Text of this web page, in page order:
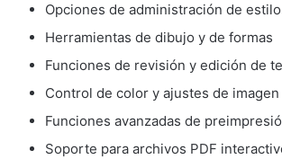
Opciones de administración de
Herramientas de dibujo y de formas
Funciones de revisión y edición de
Control de color y ajustes de imagen
Funciones avanzadas de
Soporte para archivos PDF